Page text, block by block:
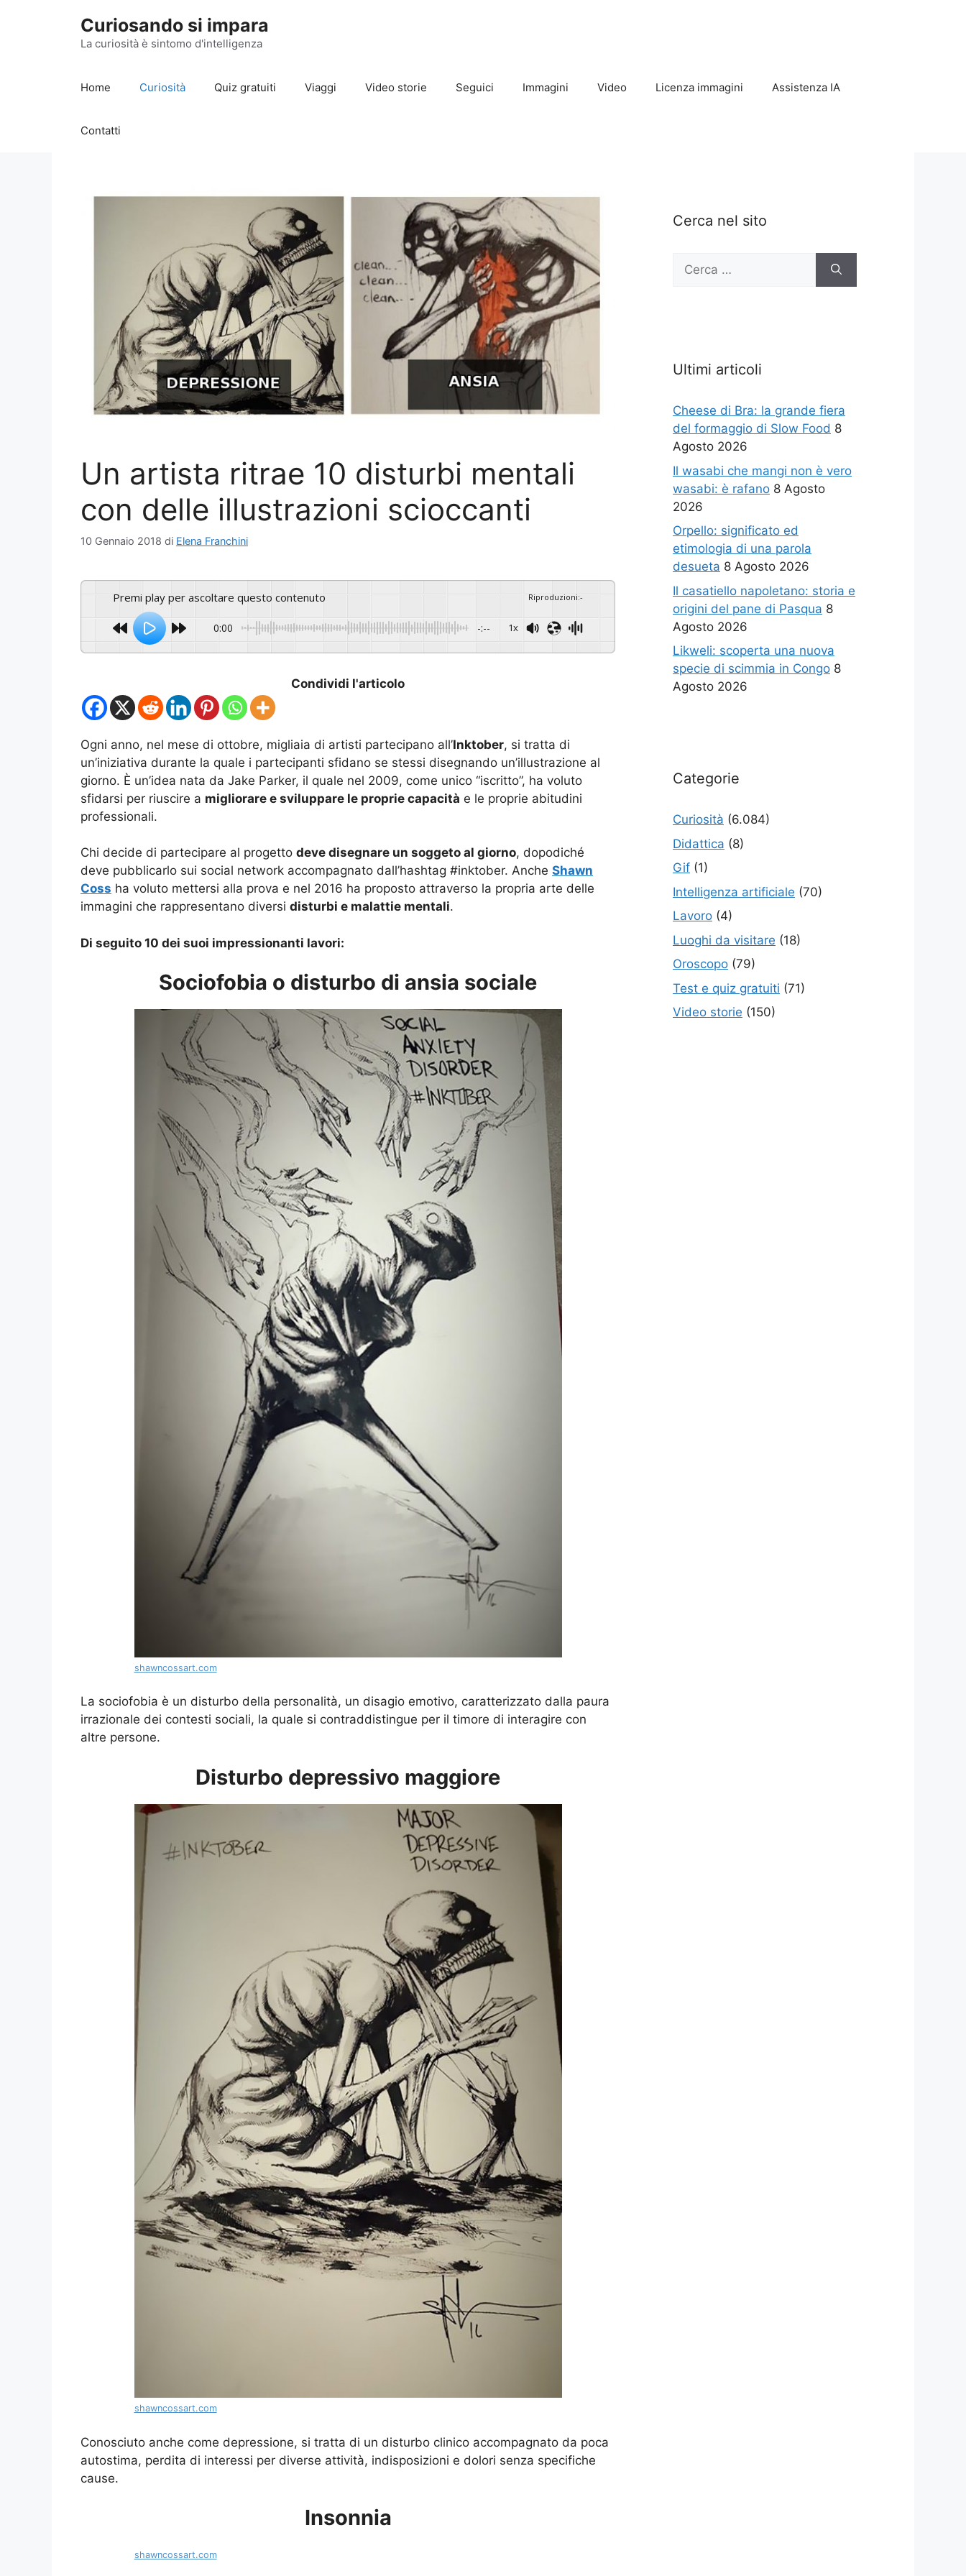
Curiosando si impara
La curiosità è sintomo d'intelligenza
Home Curiosità Quiz gratuiti Viaggi Video storie Seguici Immagini Video Licenza immagini Assistenza IA
Contatti
Un artista ritrae 10 disturbi mentali
con delle illustrazioni scioccanti
10 Gennaio 2018 di Elena Franchini
Premi play per ascoltare questo contenuto Riproduzioni:-
0:00 -:-- 1x
Condividi l'articolo
Ogni anno, nel mese di ottobre, migliaia di artisti partecipano all’Inktober, si tratta di
un’iniziativa durante la quale i partecipanti sfidano se stessi disegnando un’illustrazione al
giorno. È un’idea nata da Jake Parker, il quale nel 2009, come unico “iscritto”, ha voluto
sfidarsi per riuscire a migliorare e sviluppare le proprie capacità e le proprie abitudini
professionali.
Chi decide di partecipare al progetto deve disegnare un soggeto al giorno, dopodiché
deve pubblicarlo sui social network accompagnato dall’hashtag #inktober. Anche Shawn
Coss ha voluto mettersi alla prova e nel 2016 ha proposto attraverso la propria arte delle
immagini che rappresentano diversi disturbi e malattie mentali.
Di seguito 10 dei suoi impressionanti lavori:
Sociofobia o disturbo di ansia sociale
shawncossart.com
La sociofobia è un disturbo della personalità, un disagio emotivo, caratterizzato dalla paura
irrazionale dei contesti sociali, la quale si contraddistingue per il timore di interagire con
altre persone.
Disturbo depressivo maggiore
shawncossart.com
Conosciuto anche come depressione, si tratta di un disturbo clinico accompagnato da poca
autostima, perdita di interessi per diverse attività, indisposizioni e dolori senza specifiche
cause.
Insonnia
shawncossart.com
Cerca nel sito
Ricerca
Ultimi articoli
Cheese di Bra: la grande fiera
del formaggio di Slow Food 8
Agosto 2026
Il wasabi che mangi non è vero
wasabi: è rafano 8 Agosto
2026
Orpello: significato ed
etimologia di una parola
desueta 8 Agosto 2026
Il casatiello napoletano: storia e
origini del pane di Pasqua 8
Agosto 2026
Likweli: scoperta una nuova
specie di scimmia in Congo 8
Agosto 2026
Categorie
Curiosità (6.084)
Didattica (8)
Gif (1)
Intelligenza artificiale (70)
Lavoro (4)
Luoghi da visitare (18)
Oroscopo (79)
Test e quiz gratuiti (71)
Video storie (150)